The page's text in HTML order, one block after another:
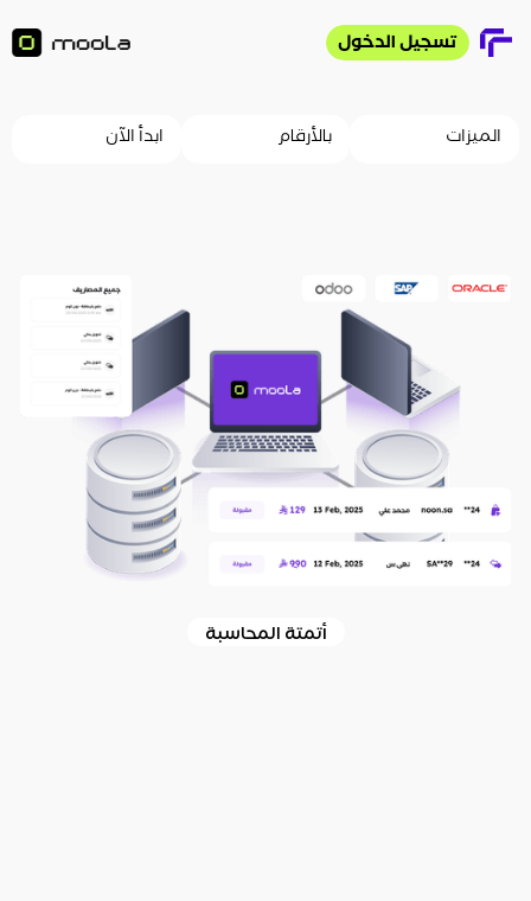
تسجيل الدخول
الميزات
بالأرقام ابدأ الآن
أتمتة المحاسبة